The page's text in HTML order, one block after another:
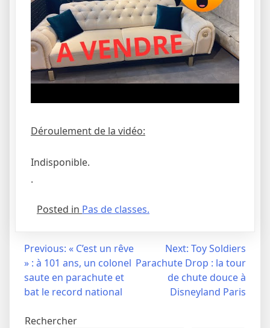
Déroulement de la vidéo:
Indisponible.
.
Posted in Pas de classes.
Navigation
l’article
Previous: « C’est un rêve
» : à 101 ans, un colonel
saute en parachute et
bat le record national
Next: Toy Soldiers
Parachute Drop : la tour
de chute douce à
Disneyland Paris
Rechercher